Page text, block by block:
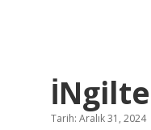
Tarih: Aralık 31, 2024